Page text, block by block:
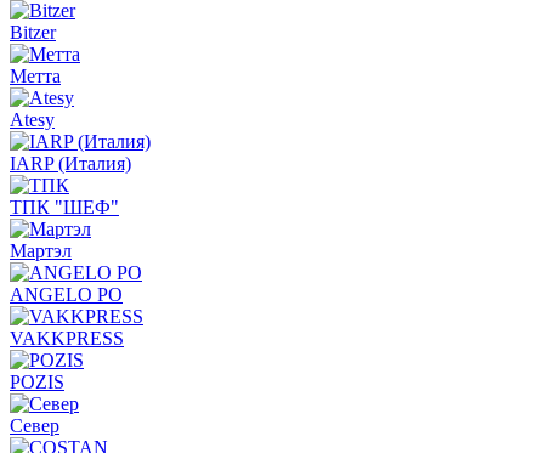
Bitzer
Метта
Atesy
IARP (Италия)
ТПК "ШЕФ"
Мартэл
ANGELO PO
VAKKPRESS
POZIS
Север